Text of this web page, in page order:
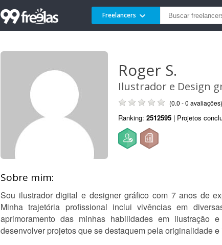
Freelancers
Roger S.
Ilustrador e Design
(0.0 - 0 avaliações)
Ranking: 2512595 | Projetos
Sobre mim:
Sou ilustrador digital e designer gráfico com 7 anos de
Minha trajetória profissional inclui vivências em
aprimoramento das minhas habilidades em ilustração
desenvolver projetos que se destaquem pela originalidade